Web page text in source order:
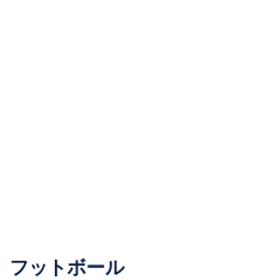
フットボール